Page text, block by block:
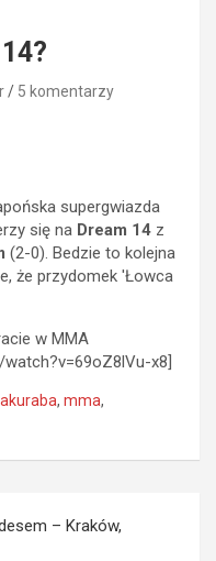
5 komentarzy
supergwiazda
się na Dream 14 z
(2-0). Bedzie to kolejna
że przydomek 'Łowca
w MMA
x8]
, mma,
– Kraków,